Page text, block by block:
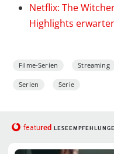
Netflix: The
Highlights
Filme-Serien Streaming
Serien Serie
featured